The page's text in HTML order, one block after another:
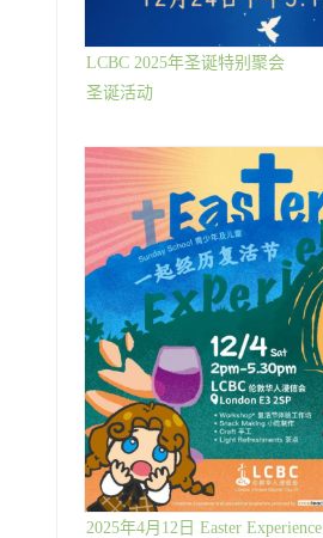
LCBC 2025年圣诞特别聚会
圣诞活动
2025年4月12日 Easter Experience